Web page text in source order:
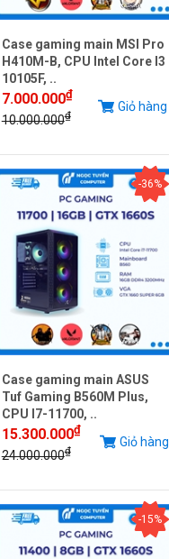
Case gaming main MSI Pro
H410M-B, CPU Intel Core I3
10105F, ..
7.000.000₫
10.000.000₫
Giỏ hàng
-36%
Case gaming main ASUS
Tuf Gaming B560M Plus,
CPU I7-11700, ..
15.300.000₫
24.000.000₫
Giỏ hàng
-15%